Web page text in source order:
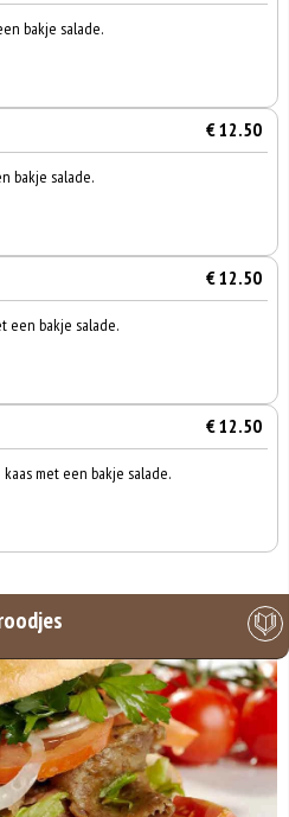
bakje salade.
€ 12.50
bakje salade.
€ 12.50
een bakje salade.
€ 12.50
met een bakje salade.